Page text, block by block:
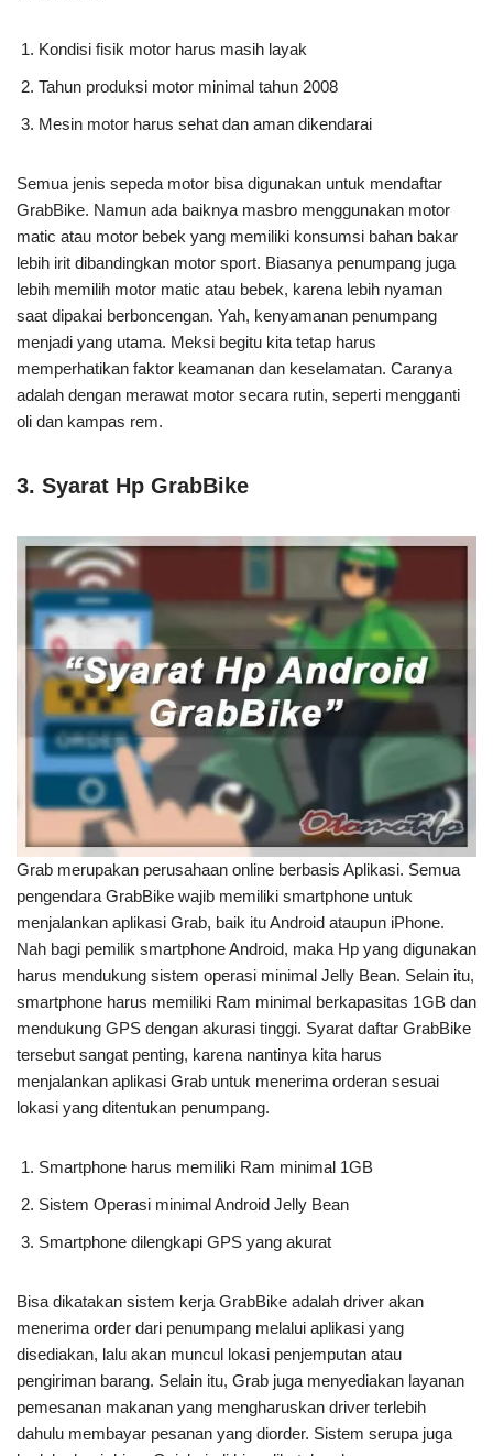
Kondisi fisik motor harus masih layak
Tahun produksi motor minimal tahun 2008
Mesin motor harus sehat dan aman dikendarai
Semua jenis sepeda motor bisa digunakan untuk mendaftar
GrabBike. Namun ada baiknya masbro menggunakan motor
matic atau motor bebek yang memiliki konsumsi bahan bakar
lebih irit dibandingkan motor sport. Biasanya penumpang juga
lebih memilih motor matic atau bebek, karena lebih nyaman
saat dipakai berboncengan. Yah, kenyamanan penumpang
menjadi yang utama. Meksi begitu kita tetap harus
memperhatikan faktor keamanan dan keselamatan. Caranya
adalah dengan merawat motor secara rutin, seperti mengganti
oli dan kampas rem.
3. Syarat Hp GrabBike
Grab merupakan perusahaan online berbasis Aplikasi. Semua
pengendara GrabBike wajib memiliki smartphone untuk
menjalankan aplikasi Grab, baik itu Android ataupun iPhone.
Nah bagi pemilik smartphone Android, maka Hp yang digunakan
harus mendukung sistem operasi minimal Jelly Bean. Selain itu,
smartphone harus memiliki Ram minimal berkapasitas 1GB dan
mendukung GPS dengan akurasi tinggi. Syarat daftar GrabBike
tersebut sangat penting, karena nantinya kita harus
menjalankan aplikasi Grab untuk menerima orderan sesuai
lokasi yang ditentukan penumpang.
Smartphone harus memiliki Ram minimal 1GB
Sistem Operasi minimal Android Jelly Bean
Smartphone dilengkapi GPS yang akurat
Bisa dikatakan sistem kerja GrabBike adalah driver akan
menerima order dari penumpang melalui aplikasi yang
disediakan, lalu akan muncul lokasi penjemputan atau
pengiriman barang. Selain itu, Grab juga menyediakan layanan
pemesanan makanan yang mengharuskan driver terlebih
dahulu membayar pesanan yang diorder. Sistem serupa juga